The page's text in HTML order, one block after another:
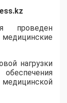
проведен
нагрузки